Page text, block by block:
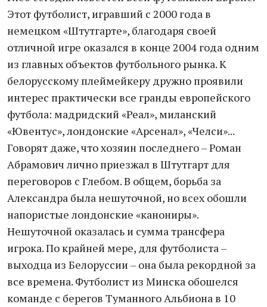
Этот футболист, игравший с 2000 года в
немецком «Штутгарте», благодаря своей
отличной игре оказался в конце 2004 года одним
из главных объектов футбольного рынка. К
белорусскому плеймейкеру дружно проявили
интерес практически все гранды европейского
футбола: мадридский «Реал», миланский
«Ювентус», лондонские «Арсенал», «Челси»...
Говорят даже, что хозяин последнего – Роман
Абрамович лично приезжал в Штутгарт для
переговоров с Глебом. В общем, борьба за
Александра была нешуточной, но всех обошли
напористые лондонские «канониры».
Нешуточной оказалась и сумма трансфера
игрока. По крайней мере, для футболиста –
выходца из Белоруссии – она была рекордной за
все времена. Футболист из Минска обошелся
команде с берегов Туманного Альбиона в 10